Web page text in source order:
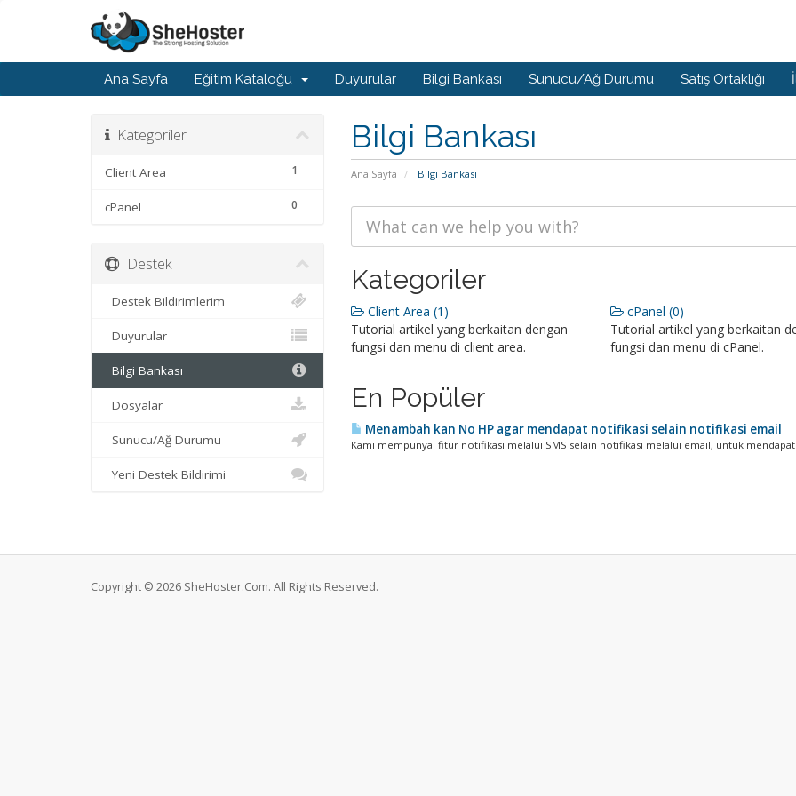
Ana Sayfa Eğitim Kataloğu Duyurular Bilgi Bankası Sunucu/Ağ Durumu Satış Ortaklığı
Bilgi Bankası
Ana Sayfa Bilgi Bankası
Kategoriler
1
Client Area
0
cPanel
Kategoriler
Client Area (1)
Tutorial artikel yang berkaitan dengan
fungsi dan menu di client area.
cPanel (0)
Tutorial artikel yang berkaitan
fungsi dan menu di cPanel.
En Popüler
Menambah kan No HP agar mendapat notifikasi selain notifikasi email
Kami mempunyai fitur notifikasi melalui SMS selain notifikasi melalui email, untuk
Destek
Destek Bildirimlerim
Duyurular
Bilgi Bankası
Dosyalar
Sunucu/Ağ Durumu
Yeni Destek Bildirimi
Copyright © 2026 SheHoster.Com. All Rights Reserved.